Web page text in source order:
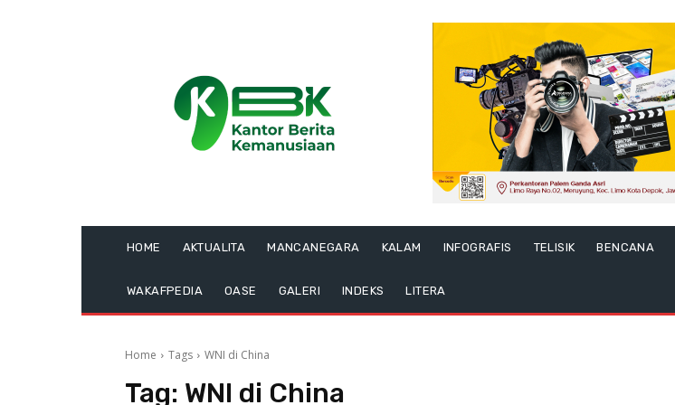
HOME AKTUALITA MANCANEGARA KALAM INFOGRAFIS TELISIK BENCANA
WAKAFPEDIA OASE GALERI INDEKS LITERA
Home Tags WNI di China
Tag: WNI di China